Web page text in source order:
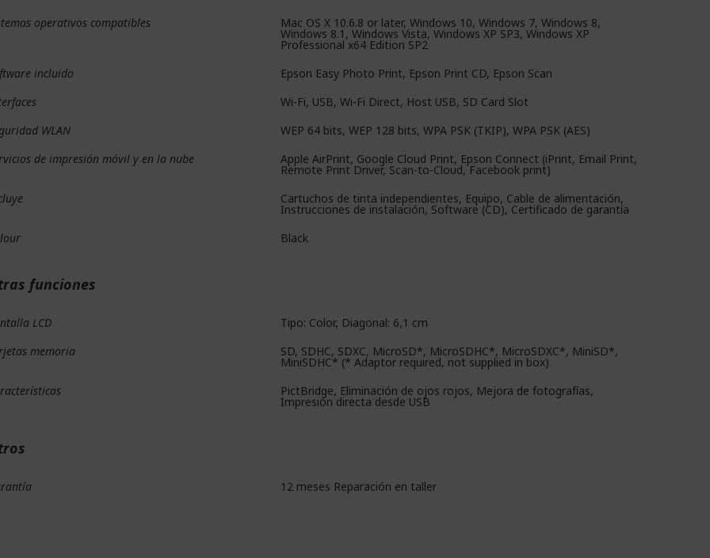
operativos compatibles
Mac OS X 10.6.8 or later, Windows 10, Windows 7, Windows 8,
Windows 8.1, Windows Vista, Windows XP SP3, Windows XP
Professional x64 Edition SP2
incluido
Epson Easy Photo Print, Epson Print CD, Epson Scan
Wi-Fi, USB, Wi-Fi Direct, Host USB, SD Card Slot
WLAN
WEP 64 bits, WEP 128 bits, WPA PSK (TKIP), WPA PSK (AES)
de impresión móvil y en la nube
Apple AirPrint, Google Cloud Print, Epson Connect (iPrint, Email Print,
Remote Print Driver, Scan-to-Cloud, Facebook print)
Cartuchos de tinta independientes, Equipo, Cable de alimentación,
Instrucciones de instalación, Software (CD), Certificado de garantía
Black
funciones
LCD
Tipo: Color, Diagonal: 6,1 cm
memoria
SD, SDHC, SDXC, MicroSD*, MicroSDHC*, MicroSDXC*, MiniSD*,
MiniSDHC* (* Adaptor required, not supplied in box)
PictBridge, Eliminación de ojos rojos, Mejora de fotografías,
Impresión directa desde USB
12 meses Reparación en taller